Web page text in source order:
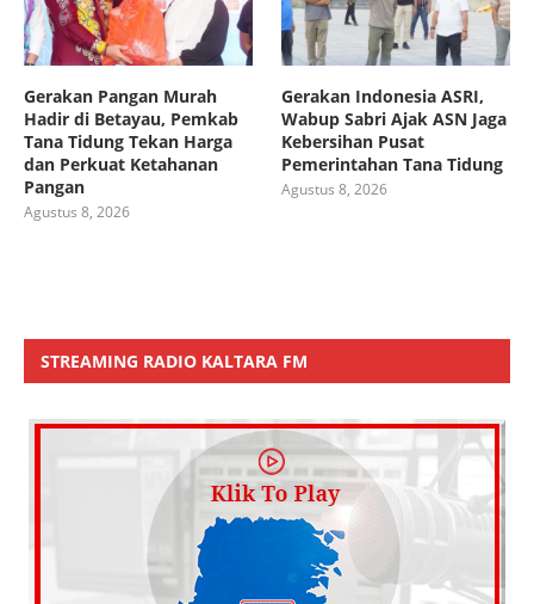
Gerakan Pangan Murah
Hadir di Betayau, Pemkab
Tana Tidung Tekan Harga
dan Perkuat Ketahanan
Pangan
Agustus 8, 2026
Gerakan Indonesia ASRI,
Wabup Sabri Ajak ASN Jaga
Kebersihan Pusat
Pemerintahan Tana Tidung
Agustus 8, 2026
STREAMING RADIO KALTARA FM